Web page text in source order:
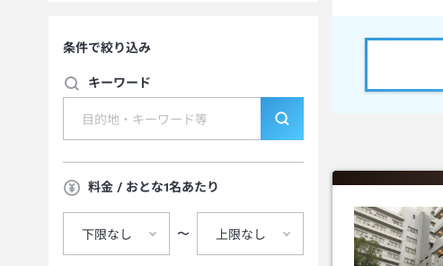
条件で絞り込み
キーワード
料金 / おとな1名あたり
下限なし 〜 上限なし